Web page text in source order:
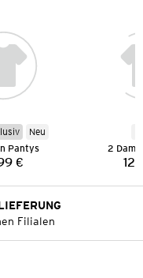
Neu
Pantys
Preis:
€
2
Filialen